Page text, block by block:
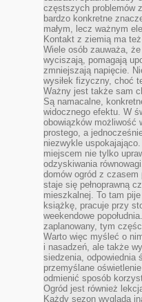
częstszych problemów
bardzo konkretne
małym, lecz ważnym
Kontakt z ziemią ma
Wiele osób zauważa,
wyciszają, pomagają
zmniejszają napięcie.
wysiłek fizyczny, choć
Ważny jest także sam
Są namacalne,
widocznego efektu. W
obowiązków możliwość
prostego, a
niezwykle
miejscem nie tylko
odzyskiwania
domów ogród z
staje się pełnoprawną
mieszkalnej. To tam
książkę, pracuje przy
weekendowe
zaplanowany, tym
Warto więc myśleć o
i nasadzeń, ale także
siedzenia, odpowiednia
przemyślane
odmienić sposób
Ogród jest również
Każdy sezon wygląda